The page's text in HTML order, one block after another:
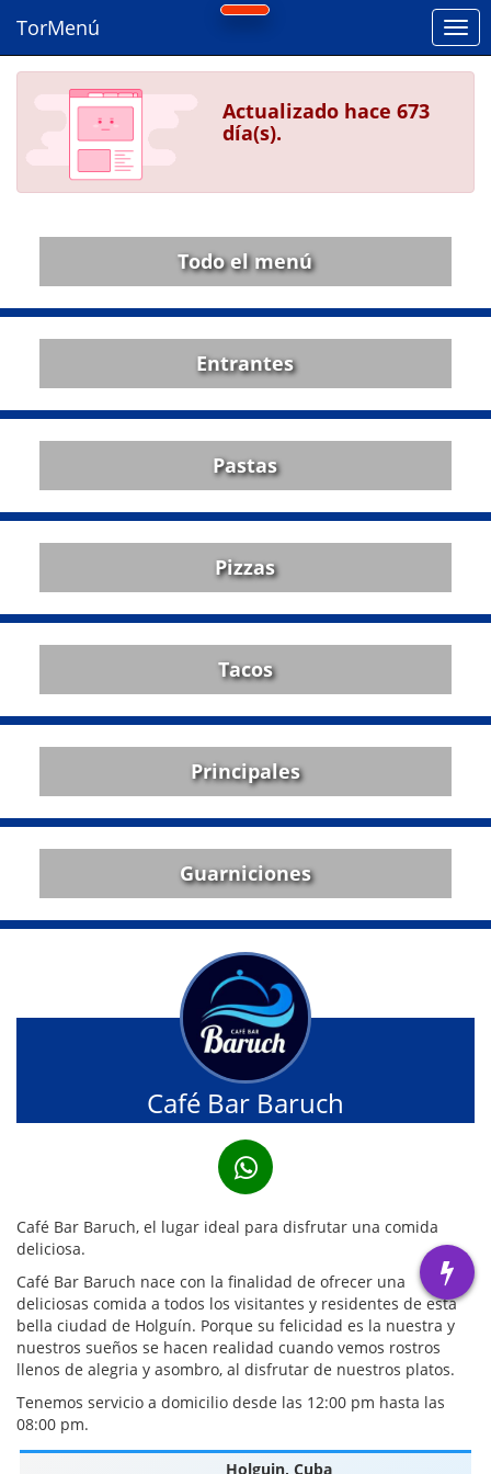
TorMenú
Actualizado hace 673
día(s).
Todo el menú
Entrantes
Pastas
Pizzas
Tacos
Principales
Guarniciones
Café Bar Baruch
Café Bar Baruch, el lugar ideal para disfrutar una comida
deliciosa.
Café Bar Baruch nace con la finalidad de ofrecer una
deliciosas comida a todos los visitantes y residentes de esta
bella ciudad de Holguín. Porque su felicidad es la nuestra y
nuestros sueños se hacen realidad cuando vemos rostros
llenos de alegria y asombro, al disfrutar de nuestros platos.
Tenemos servicio a domicilio desde las 12:00 pm hasta las
08:00 pm.
Holguin, Cuba